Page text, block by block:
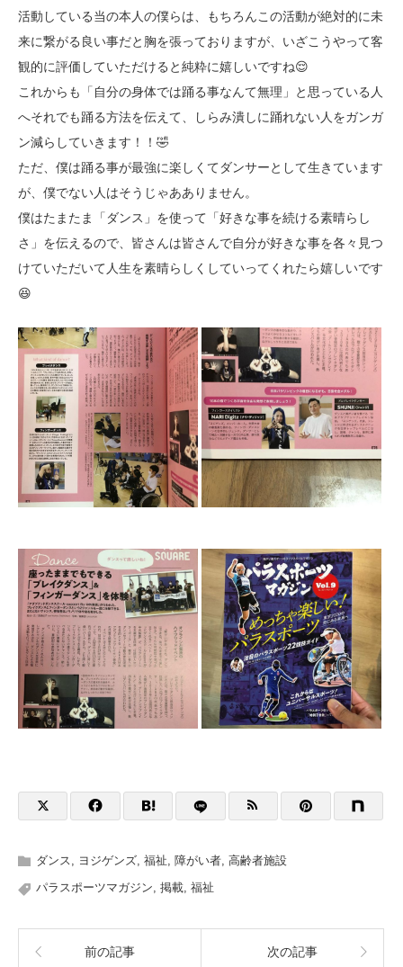
活動している当の本人の僕らは、もちろんこの活動が絶対的に未
来に繋がる良い事だと胸を張っておりますが、いざこうやって客
観的に評価していただけると純粋に嬉しいですね😌
これからも「自分の身体では踊る事なんて無理」と思っている人
へそれでも踊る方法を伝えて、しらみ潰しに踊れない人をガンガ
ン減らしていきます！！🤣
ただ、僕は踊る事が最強に楽しくてダンサーとして生きています
が、僕でない人はそうじゃあありません。
僕はたまたま「ダンス」を使って「好きな事を続ける素晴らし
さ」を伝えるので、皆さんは皆さんで自分が好きな事を各々見つ
けていただいて人生を素晴らしくしていってくれたら嬉しいです
😆
ダンス, ヨジゲンズ, 福祉, 障がい者, 高齢者施設
パラスポーツマガジン, 掲載, 福祉
前の記事 次の記事